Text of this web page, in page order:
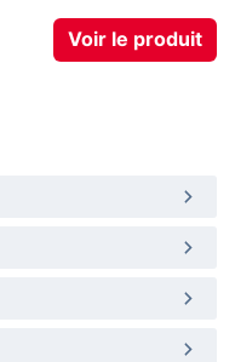
Voir le produit